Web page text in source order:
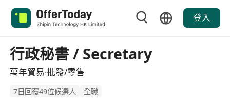
登入
行政秘書 / Secretary
萬年貿易·批發/零售
7日回覆49位候選人 全職